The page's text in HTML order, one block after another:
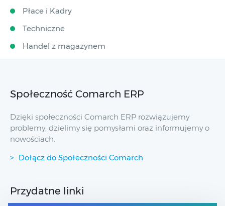
Płace i Kadry
Techniczne
Handel z magazynem
Społeczność Comarch ERP
Dzięki społeczności Comarch ERP rozwiązujemy
problemy, dzielimy się pomysłami oraz informujemy o
nowościach.
Dołącz do Społeczności Comarch
Przydatne linki